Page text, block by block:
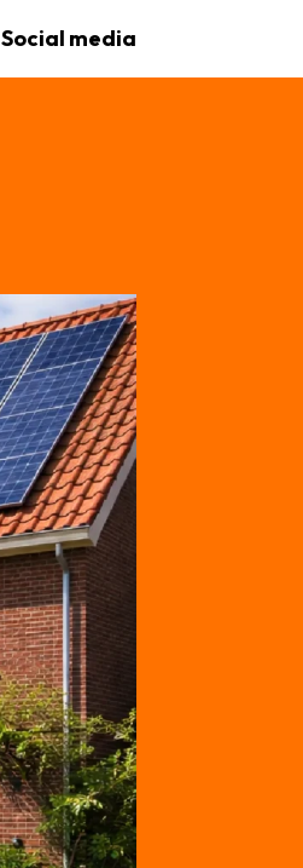
Social media